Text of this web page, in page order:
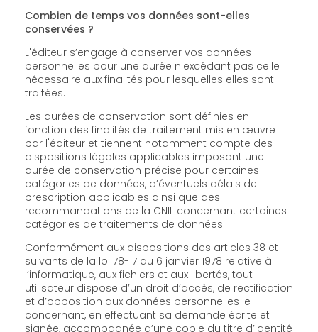
Combien de temps vos données sont-elles
conservées ?
L'éditeur s’engage à conserver vos données
personnelles pour une durée n'excédant pas celle
nécessaire aux finalités pour lesquelles elles sont
traitées.
Les durées de conservation sont définies en
fonction des finalités de traitement mis en œuvre
par l'éditeur et tiennent notamment compte des
dispositions légales applicables imposant une
durée de conservation précise pour certaines
catégories de données, d’éventuels délais de
prescription applicables ainsi que des
recommandations de la CNIL concernant certaines
catégories de traitements de données.
Conformément aux dispositions des articles 38 et
suivants de la loi 78-17 du 6 janvier 1978 relative à
l’informatique, aux fichiers et aux libertés, tout
utilisateur dispose d’un droit d’accès, de rectification
et d’opposition aux données personnelles le
concernant, en effectuant sa demande écrite et
signée, accompagnée d’une copie du titre d’identité